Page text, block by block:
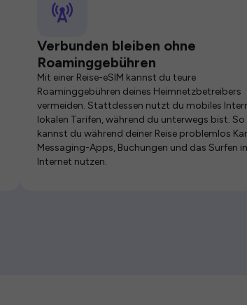
Verbunden bleiben ohne
Roaminggebühren
Mit einer Reise-eSIM kannst du teure
Roaminggebühren deines Heimnetzbetreibers
vermeiden. Stattdessen nutzt du mobiles
lokalen Tarifen, während du unterwegs bist. So
kannst du während deiner Reise problemlos
Messaging-Apps, Buchungen und das Surfen
Internet nutzen.